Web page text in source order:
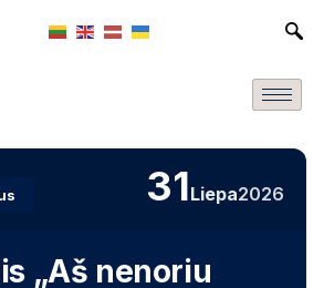
31Liepa2026
„Aš nenoriu